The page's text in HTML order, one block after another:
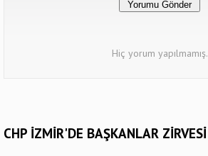
Hiç yorum yapılmamış.
CHP İZMİR'DE BAŞKANLAR ZİRVESİ